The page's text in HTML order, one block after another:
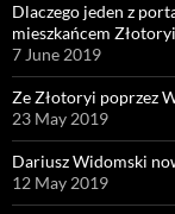
Dlaczego jeden z
mieszkańcem
7 June 2019
Ze Złotoryi poprzez
23 May 2019
Dariusz Widomski
12 May 2019